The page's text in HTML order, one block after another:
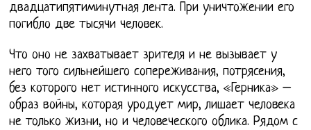
двадцатипятиминутная лента. При уничтожении его
погибло две тысячи человек.
Что оно не захватывает зрителя и не вызывает у
него того сильнейшего сопереживания, потрясения,
без которого нет истинного искусства, «Герника» –
образ войны, которая уродует мир, лишает человека
не только жизни, но и человеческого облика. Рядом с